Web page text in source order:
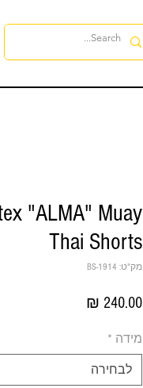
"ALMA" Muay
Thai Shorts
מק"ט: BS-1914
מידה *
לבחירה